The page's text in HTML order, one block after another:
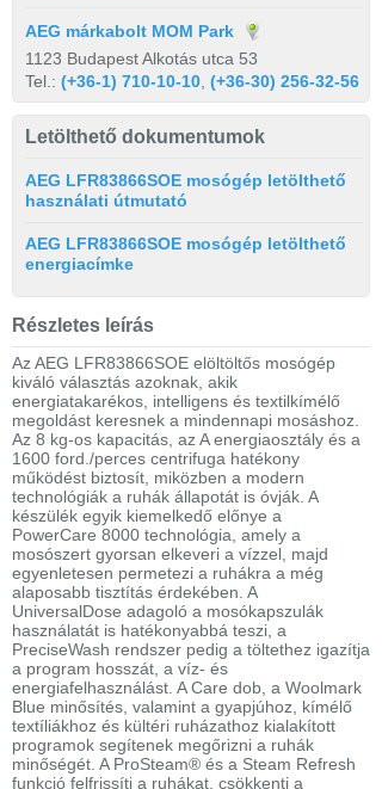
AEG márkabolt MOM Park
1123 Budapest Alkotás utca 53
Tel.: (+36-1) 710-10-10 (+36-30) 256-32-56
Letölthető dokumentumok
AEG LFR83866SOE mosógép letölthető
használati útmutató
AEG LFR83866SOE mosógép letölthető
energiacímke
Részletes leírás
Az AEG LFR83866SOE elöltöltős mosógép
kiváló választás azoknak, akik
energiatakarékos, intelligens és textilkímélő
megoldást keresnek a mindennapi mosáshoz.
Az 8 kg-os kapacitás, az A energiaosztály és a
1600 ford./perces centrifuga hatékony
működést biztosít, miközben a modern
technológiák a ruhák állapotát is óvják. A
készülék egyik kiemelkedő előnye a
PowerCare 8000 technológia, amely a
mosószert gyorsan elkeveri a vízzel, majd
egyenletesen permetezi a ruhákra a még
alaposabb tisztítás érdekében. A
UniversalDose adagoló a mosókapszulák
használatát is hatékonyabbá teszi, a
PreciseWash rendszer pedig a töltethez igazítja
a program hosszát, a víz- és
energiafelhasználást. A Care dob, a Woolmark
Blue minősítés, valamint a gyapjúhoz, kímélő
textíliákhoz és kültéri ruházathoz kialakított
programok segítenek megőrizni a ruhák
minőségét. A ProSteam® és a Steam Refresh
funkció felfrissíti a ruhákat, csökkenti a